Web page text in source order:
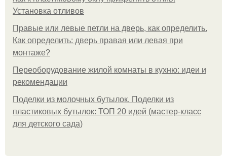
Установка отливов
Правые или левые петли на дверь, как определить.
Как определить: дверь правая или левая при
монтаже?
Переоборудование жилой комнаты в кухню: идеи и
рекомендации
Поделки из молочных бутылок. Поделки из
пластиковых бутылок: ТОП 20 идей (мастер-класс
для детского сада)